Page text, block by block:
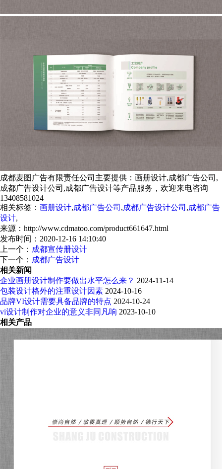
成都麦图广告有限责任公司主要提供：画册设计,成都广告公司,
成都广告设计公司,成都广告设计等产品服务，欢迎来电咨询
13408581024
相关标签： 画册设计,成都广告公司 ,成都广告设计公司 ,成都广告
设计,
来源：http://www.cdmatoo.com/product661647.html
发布时间：2020-12-16 14:10:40
上一个： 成都宣传册设计
下一个： 成都广告设计
相关新闻
企业画册设计制作要做出水平怎么来？ 2024-11-14
包装设计格外的注重设计因素 2024-10-16
品牌VI设计需要具备品牌的特点 2024-10-24
vi设计制作对企业的意义非同凡响 2023-10-10
相关产品